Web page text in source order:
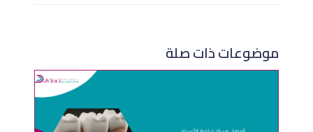
موضوعات ذات صلة